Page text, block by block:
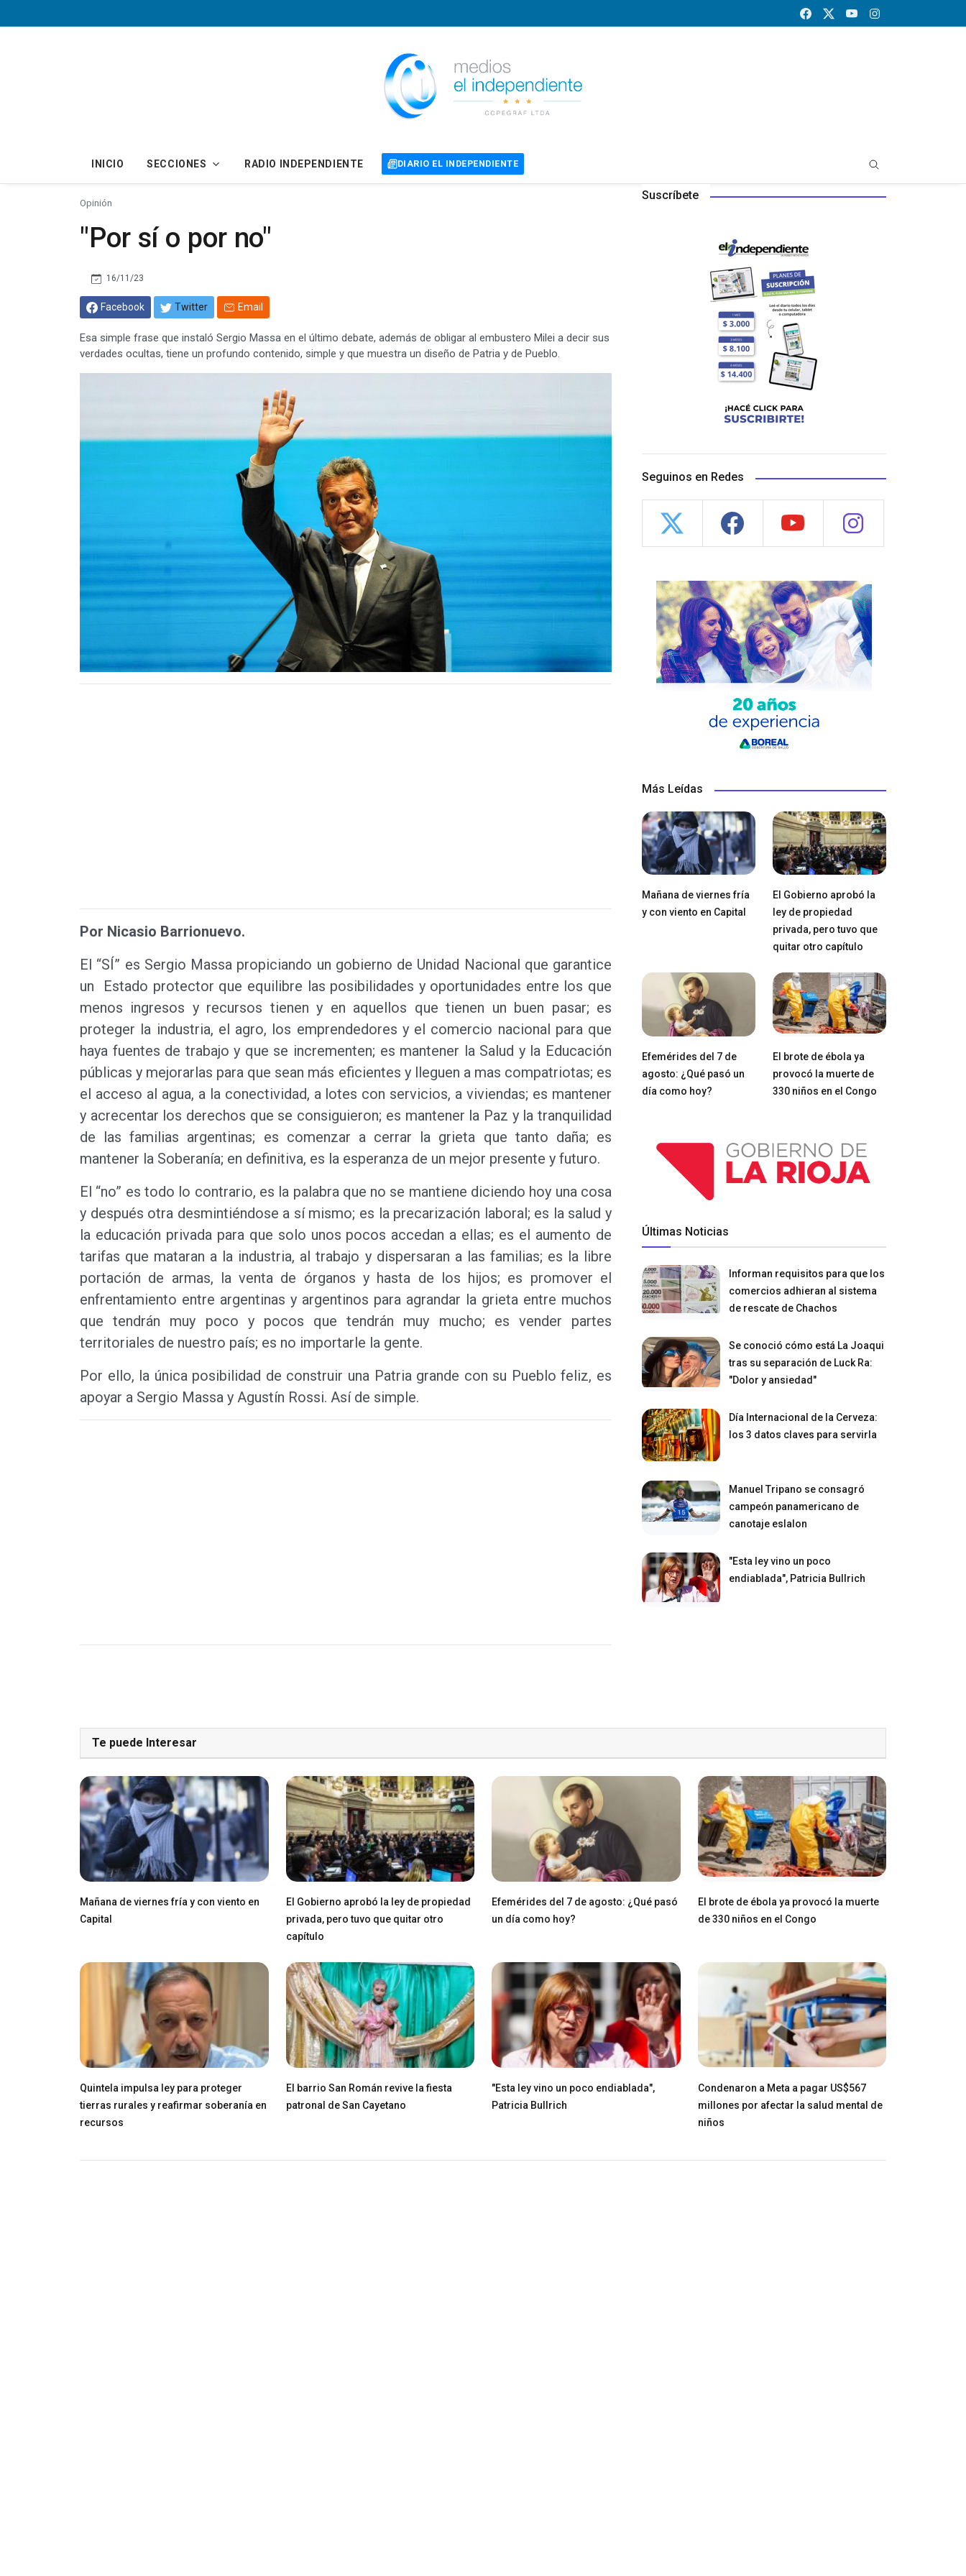
INICIO SECCIONES RADIO INDEPENDIENTE DIARIO EL INDEPENDIENTE
Opinión
"Por sí o por no"
16/11/23
Facebook Twitter Email
Esa simple frase que instaló Sergio Massa en el último debate, además de obligar al embustero Milei a decir sus
verdades ocultas, tiene un profundo contenido, simple y que muestra un diseño de Patria y de Pueblo.
Por Nicasio Barrionuevo.
El “SÍ” es Sergio Massa propiciando un gobierno de Unidad Nacional que garantice
un Estado protector que equilibre las posibilidades y oportunidades entre los que
menos ingresos y recursos tienen y en aquellos que tienen un buen pasar; es
proteger la industria, el agro, los emprendedores y el comercio nacional para que
haya fuentes de trabajo y que se incrementen; es mantener la Salud y la Educación
públicas y mejorarlas para que sean más eficientes y lleguen a mas compatriotas; es
el acceso al agua, a la conectividad, a lotes con servicios, a viviendas; es mantener
y acrecentar los derechos que se consiguieron; es mantener la Paz y la tranquilidad
de las familias argentinas; es comenzar a cerrar la grieta que tanto daña; es
mantener la Soberanía; en definitiva, es la esperanza de un mejor presente y futuro.
El “no” es todo lo contrario, es la palabra que no se mantiene diciendo hoy una cosa
y después otra desmintiéndose a sí mismo; es la precarización laboral; es la salud y
la educación privada para que solo unos pocos accedan a ellas; es el aumento de
tarifas que mataran a la industria, al trabajo y dispersaran a las familias; es la libre
portación de armas, la venta de órganos y hasta de los hijos; es promover el
enfrentamiento entre argentinas y argentinos para agrandar la grieta entre muchos
que tendrán muy poco y pocos que tendrán muy mucho; es vender partes
territoriales de nuestro país; es no importarle la gente.
Por ello, la única posibilidad de construir una Patria grande con su Pueblo feliz, es
apoyar a Sergio Massa y Agustín Rossi. Así de simple.
Suscríbete
Seguinos en Redes
Más Leídas
Mañana de viernes fría
y con viento en Capital
El Gobierno aprobó la
ley de propiedad
privada, pero tuvo que
quitar otro capítulo
Efemérides del 7 de
agosto: ¿Qué pasó un
día como hoy?
El brote de ébola ya
provocó la muerte de
330 niños en el Congo
Últimas Noticias
Informan requisitos para que los
comercios adhieran al sistema
de rescate de Chachos
Se conoció cómo está La Joaqui
tras su separación de Luck Ra:
"Dolor y ansiedad"
Día Internacional de la Cerveza:
los 3 datos claves para servirla
Manuel Tripano se consagró
campeón panamericano de
canotaje eslalon
"Esta ley vino un poco
endiablada", Patricia Bullrich
Te puede Interesar
Mañana de viernes fría y con viento en
Capital
El Gobierno aprobó la ley de propiedad
privada, pero tuvo que quitar otro
capítulo
Efemérides del 7 de agosto: ¿Qué pasó
un día como hoy?
El brote de ébola ya provocó la muerte
de 330 niños en el Congo
Quintela impulsa ley para proteger
tierras rurales y reafirmar soberanía en
recursos
El barrio San Román revive la fiesta
patronal de San Cayetano
"Esta ley vino un poco endiablada",
Patricia Bullrich
Condenaron a Meta a pagar US$567
millones por afectar la salud mental de
niños